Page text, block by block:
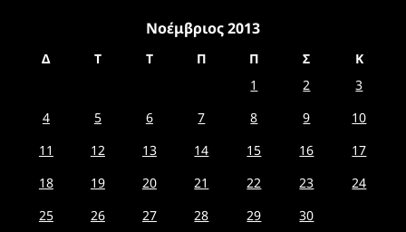
Νοέμβριος 2013
Δ Τ Τ Π Π Σ
Κ
1
2
3
4
5 6 7 8 9
10
11
12 13 14 15 16
17
18
19 20 21 22 23
24
25
26 27 28 29
30